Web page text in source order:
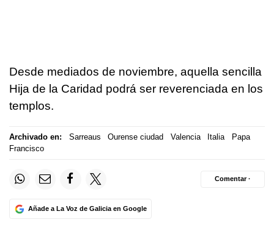
Desde mediados de noviembre, aquella sencilla
Hija de la Caridad podrá ser reverenciada en los
templos.
Archivado en: Sarreaus Ourense ciudad Valencia Italia
Papa
Francisco
Añade a La Voz de Galicia en Google
Comentar ·